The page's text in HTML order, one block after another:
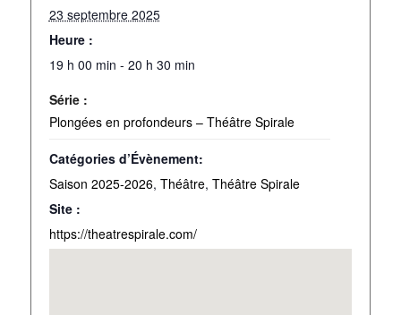
23 septembre 2025
Heure :
19 h 00 min - 20 h 30 min
Série :
Plongées en profondeurs – Théâtre Spirale
Catégories d’Évènement:
Saison 2025-2026, Théâtre, Théâtre Spirale
Site :
https://theatrespirale.com/